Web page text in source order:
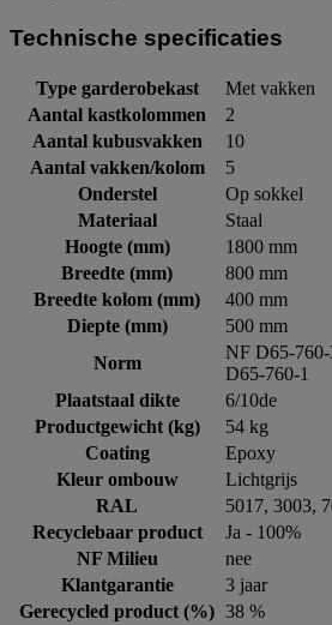
Technische specificaties
Type garderobekast
Met vakken
Aantal kastkolommen
2
Aantal kubusvakken
10
Aantal vakken/kolom
5
Onderstel
Op sokkel
Materiaal
Staal
Hoogte (mm)
1800 mm
Breedte (mm)
800 mm
Breedte kolom (mm)
400 mm
Diepte (mm)
500 mm
Norm
NF D65-
D65-760-1
Plaatstaal dikte
6/10de
Productgewicht (kg)
54 kg
Coating
Epoxy
Kleur ombouw
Lichtgrijs
RAL
5017, 3003,
Recyclebaar product
Ja - 100%
NF Milieu
nee
Klantgarantie
3 jaar
Gerecycled product (%) 38 %